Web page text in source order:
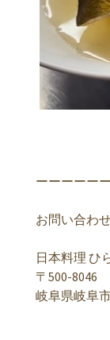
ーーーーー
お問い合わ
日本料理 ひ
〒500-8046
岐阜県岐阜